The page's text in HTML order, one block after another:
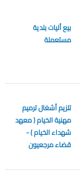
بيع أليات بلدية
مستعملة
تلزيم أشغال ترميم
مهنية الخيام ( معهد
شهداء الخيام ) -
قضاء مرجعيون